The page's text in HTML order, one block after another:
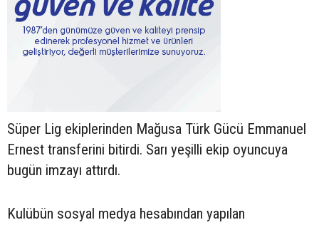
Süper Lig ekiplerinden Mağusa Türk Gücü Emmanuel
Ernest transferini bitirdi. Sarı yeşilli ekip oyuncuya
bugün imzayı attırdı.
Kulübün sosyal medya hesabından yapılan